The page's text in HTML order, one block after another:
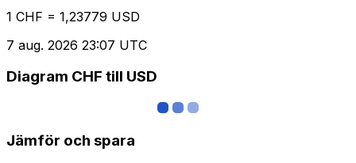
1 CHF = 1,23779 USD
7 aug. 2026 23:07 UTC
Diagram CHF till USD
Jämför och spara